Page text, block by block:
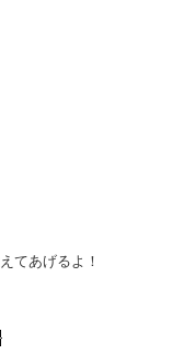
てあげるよ！